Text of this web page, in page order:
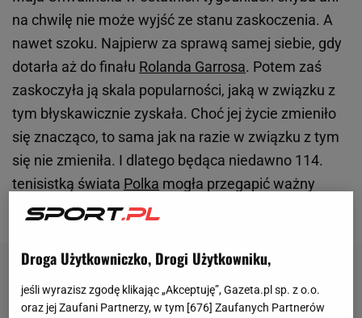
na chwilę nie może wyjść ze stanu zaskoczenia. A
nawet szoku. Najpierw za sprawą samej siebie, gdy
dotarła aż do finału Rolanda Garrosa. Potem zaś
zaskoczyła ją skala popularności, jaką w związku z
tym błyskawicznie zyskała. Choć jej życie zmieniło
się znacząco, to sama jak na razie w związku z tym
się nie zmieniła. I dlatego będąca niedawno 114.
tenisistką świata Polka mogła przegapić ważny
telefon po życiowym osiągnięciu.
Droga Użytkowniczko, Drogi Użytkowniku,
jeśli wyrazisz zgodę klikając „Akceptuję”, Gazeta.pl sp. z o.o.
oraz jej Zaufani Partnerzy, w tym [676] Zaufanych Partnerów